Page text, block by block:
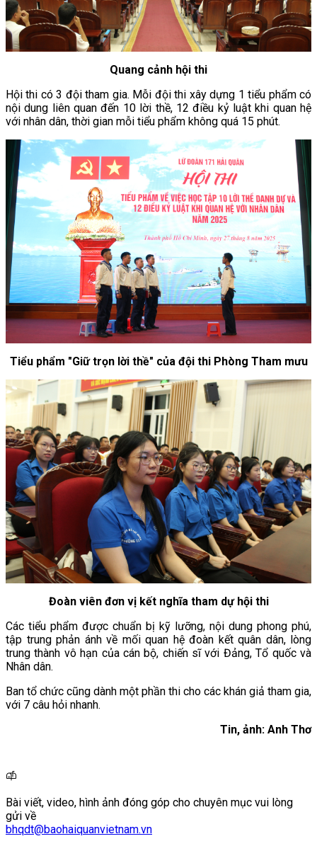
Quang cảnh hội thi
Hội thi có 3 đội tham gia. Mỗi đội thi xây dựng 1 tiểu phẩm có
nội dung liên quan đến 10 lời thề, 12 điều kỷ luật khi quan hệ
với nhân dân, thời gian mỗi tiểu phẩm không quá 15 phút.
Tiểu phẩm "Giữ trọn lời thề" của đội thi Phòng Tham mưu
Đoàn viên đơn vị kết nghĩa tham dự hội thi
Các tiểu phẩm được chuẩn bị kỹ lưỡng, nội dung phong phú,
tập trung phản ánh về mối quan hệ đoàn kết quân dân, lòng
trung thành vô hạn của cán bộ, chiến sĩ với Đảng, Tổ quốc và
Nhân dân.
Ban tổ chức cũng dành một phần thi cho các khán giả tham gia,
với 7 câu hỏi nhanh.
Tin, ảnh: Anh Thơ
Bài viết, video, hình ảnh đóng góp cho chuyên mục vui lòng
gửi về
bhqdt@baohaiquanvietnam.vn